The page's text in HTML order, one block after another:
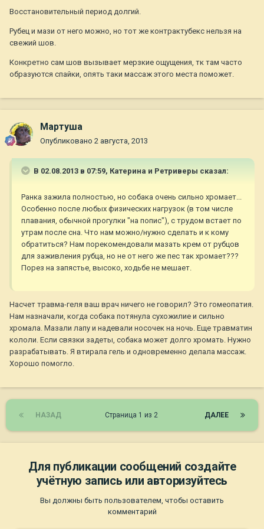
Восстановительный период долгий.
Рубец и мази от него можно, но тот же контрактубекс нельзя на
свежий шов.
Конкретно сам шов вызывает мерзкие ощущения, тк там часто
образуются спайки, опять таки массаж этого места поможет.
Мартуша
Опубликовано 2 августа, 2013
В 02.08.2013 в 07:59, Катерина и Ретриверы сказал:
Ранка зажила полностью, но собака очень сильно хромает...
Особенно после любых физических нагрузок (в том числе
плавания, обычной прогулки "на попис"), с трудом встает по
утрам после сна. Что нам можно/нужно сделать и к кому
обратиться? Нам порекомендовали мазать крем от рубцов
для заживления рубца, но не от него же пес так хромает???
Порез на запястье, высоко, ходьбе не мешает.
Насчет травма-геля ваш врач ничего не говорил? Это гомеопатия.
Нам назначали, когда собака потянула сухожилие и сильно
хромала. Мазали лапу и надевали носочек на ночь. Еще травматин
кололи. Если связки задеты, собака может долго хромать. Нужно
разрабатывать. Я втирала гель и одновременно делала массаж.
Хорошо помогло.
НАЗАД ДАЛЕЕ
Страница 1 из 2
Для публикации сообщений создайте
учётную запись или авторизуйтесь
Вы должны быть пользователем, чтобы оставить
комментарий